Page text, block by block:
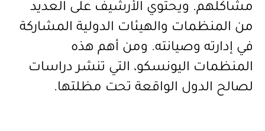
مشاكلهم. ويحتوي الأرشيف على العديد
من المنظمات والهيئات الدولية المشاركة
في إدارته وصيانته. ومن أهم هذه
المنظمات اليونسكو، التي تنشر دراسات
لصالح الدول الواقعة تحت مظلتها.